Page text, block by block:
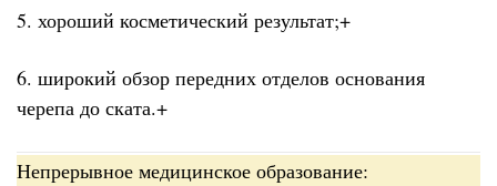
5. хороший косметический результат;+
6. широкий обзор передних отделов основания
черепа до ската.+
Непрерывное медицинское образование: